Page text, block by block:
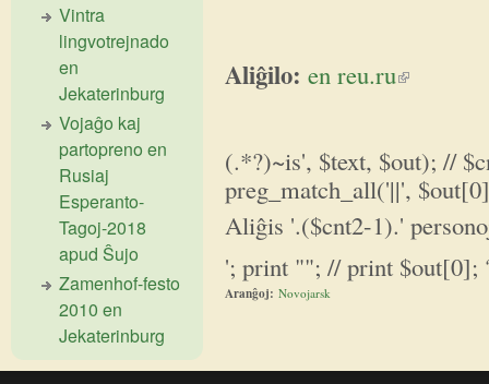
Aliĝilo: en reu.ru(link is
(.*?)~is', $text, $out); //
preg_match_all('||',
Aliĝis '.($cnt2-1).'
'; print ""; // print $out[0];
Aranĝoj: Novojarsk
Vintra
lingvotrejnado
en
Jekaterinburg
Vojaĝo kaj
partopreno en
Rusiaj
Esperanto-
Tagoj-2018
apud Ŝujo
Zamenhof-festo
2010 en
Jekaterinburg